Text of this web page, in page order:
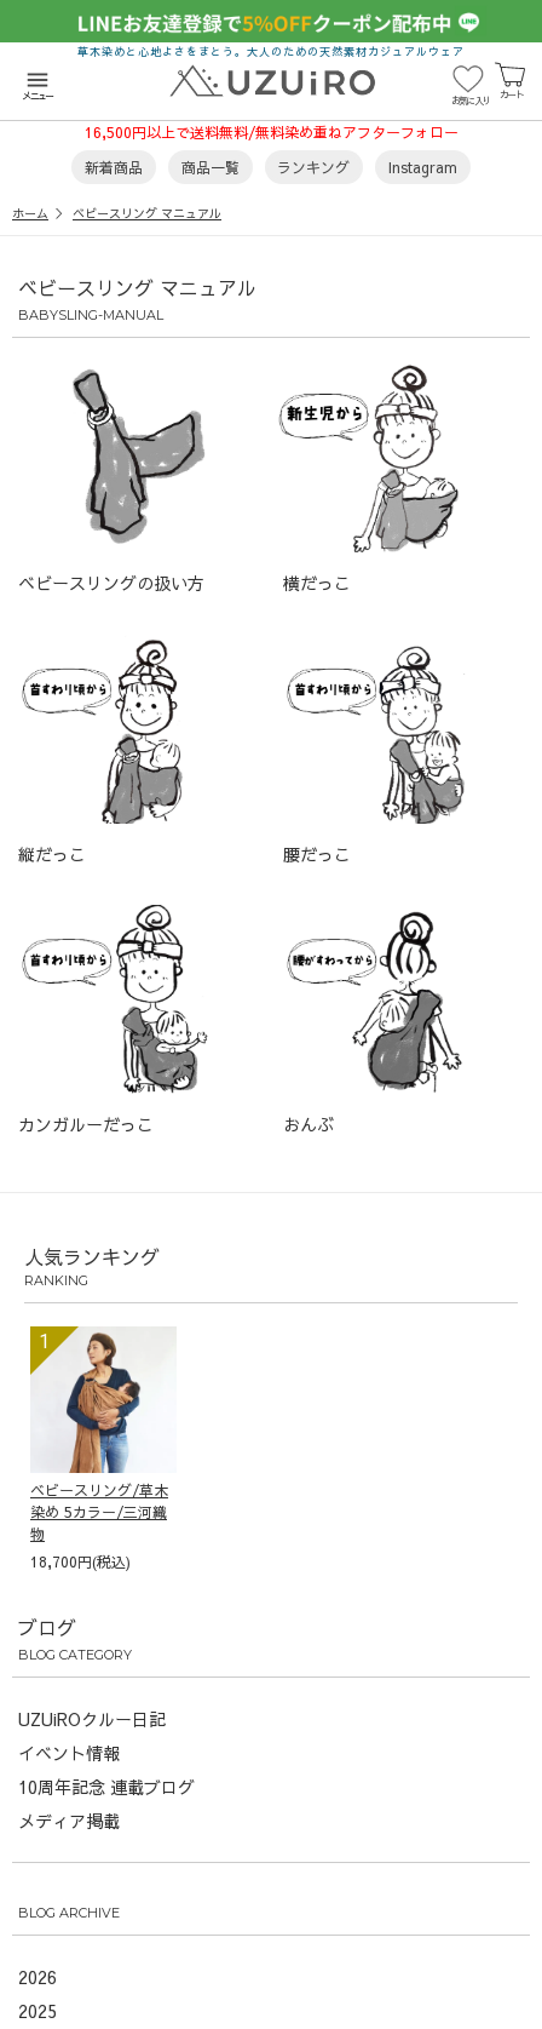
menu
メニュー お気に入り カート
草木染めと心地よさをまとう。大人のための天然素材カジュアルウェア
16,500円以上で送料無料/無料染め重ねアフターフォロー
新着商品
商品一覧 ランキング Instagram
ホーム ベビースリング マニュアル
ベビースリング マニュアル
BABYSLING-MANUAL
ベビースリングの扱い方 横だっこ
縦だっこ 腰だっこ
カンガルーだっこ おんぶ
人気ランキング
RANKING
ベビースリング/草木
染め 5カラー/三河織
物
18,700円(税込)
ブログ
BLOG CATEGORY
UZUiROクルー日記
イベント情報
10周年記念 連載ブログ
メディア掲載
BLOG ARCHIVE
2026
2025